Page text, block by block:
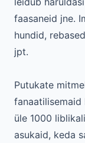
faasaneid jne.
hundid,
jpt.
Putukate
fanaatilisemaid
üle 1000
asukaid, keda